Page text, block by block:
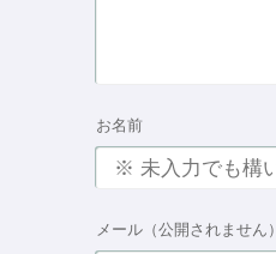
お名前
メール（公開されません）